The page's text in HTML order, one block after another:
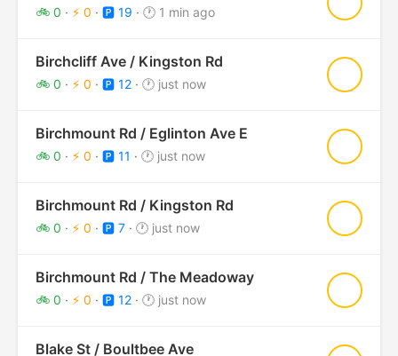
🚲 0 · ⚡ 0 · 🅿️ 19 · 🕐 1 min ago
Birchcliff Ave / Kingston Rd
🚲 0 · ⚡ 0 · 🅿️ 12 · 🕐 just now
Birchmount Rd / Eglinton Ave E
🚲 0 · ⚡ 0 · 🅿️ 11 · 🕐 just now
Birchmount Rd / Kingston Rd
🚲 0 · ⚡ 0 · 🅿️ 7 · 🕐 just now
Birchmount Rd / The Meadoway
🚲 0 · ⚡ 0 · 🅿️ 12 · 🕐 just now
Blake St / Boultbee Ave